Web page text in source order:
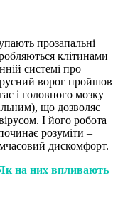
прозапальні
клітинами
системі про
ворог пройшов
і головного мозку
що дозволяє
І його робота
розуміти –
дискомфорт.
на них впливають